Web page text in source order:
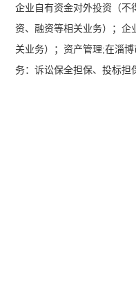
企业自有资金对外投资（不
资、融资等相关业务）；企
关业务）；资产管理;在淄
务：诉讼保全担保、投标担